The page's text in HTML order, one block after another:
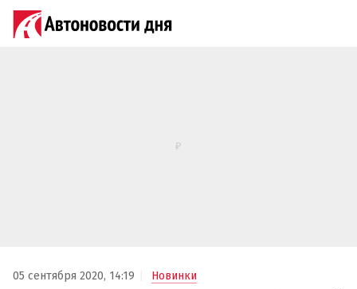
05 сентября 2020, 14:19 Новинки